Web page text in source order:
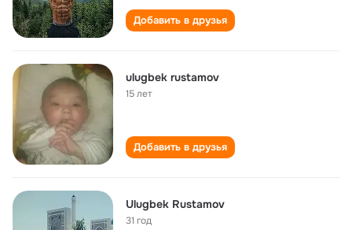
Добавить в друзья
ulugbek rustamov
15 лет
Добавить в друзья
Ulugbek Rustamov
31 год